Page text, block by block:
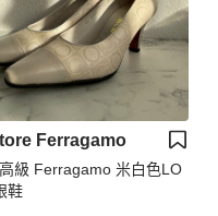
Ferragamo
級 Ferragamo 米白色LO
鞋